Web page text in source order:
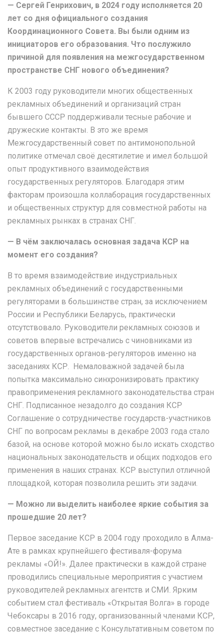
— Сергей Генрихович, в 2024 году исполняется 20
лет со дня официального создания
Координационного Совета. Вы были одним из
инициаторов его образования. Что послужило
причиной для появления на межгосударственном
пространстве СНГ нового объединения?
К 2003 году руководители многих общественных
рекламных объединений и организаций стран
бывшего СССР поддерживали тесные рабочие и
дружеские контакты. В это же время
Межгосударственный совет по антимонопольной
политике отмечал своё десятилетие и имел большой
опыт продуктивного взаимодействия
государственных регуляторов. Благодаря этим
факторам произошла коллаборация государственных
и общественных структур для совместной работы на
рекламных рынках в странах СНГ.
— В чём заключалась основная задача КСР на
момент его создания?
В то время взаимодействие индустриальных
рекламных объединений с государственными
регуляторами в большинстве стран, за исключением
России и Республики Беларусь, практически
отсутствовало. Руководители рекламных союзов и
советов впервые встречались с чиновниками из
государственных органов-регуляторов именно на
заседаниях КСР. Немаловажной задачей была
попытка максимально синхронизировать практику
правоприменения рекламного законодательства стран
СНГ. Подписанное незадолго до создания КСР
Соглашение о сотрудничестве государств-участников
СНГ по вопросам рекламы в декабре 2003 года стало
базой, на основе которой можно было искать сходство
национальных законодательств и общих подходов его
применения в наших странах. КСР выступил отличной
площадкой, которая позволила решить эти задачи.
— Можно ли выделить наиболее яркие события за
прошедшие 20 лет?
Первое заседание КСР в 2004 году проходило в Алма-
Ате в рамках крупнейшего фестиваля-форума
рекламы «ОЙ!». Далее практически в каждой стране
проводились специальные мероприятия с участием
руководителей рекламных агентств и СМИ. Ярким
событием стал фестиваль «Открытая Волга» в городе
Чебоксары в 2016 году, организованный членами КСР,
совместное заседание с Консультативным советом по